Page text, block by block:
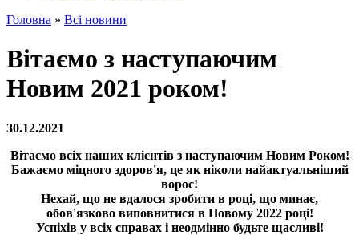
Головна » Всі новини
Вітаємо з наступаючим
Новим 2021 роком!
30.12.2021
Вітаємо всіх наших клієнтів з наступаючим Новим Роком!
Бажаємо міцного здоров'я, це як ніколи найактуальніший
ворос!
Нехай, що не вдалося зробити в році, що минає,
обов'язково виповнитися в Новому 2022 році!
Успіхів у всіх справах і неодмінно будьте щасливі!